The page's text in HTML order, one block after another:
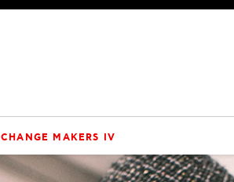
CHANGE MAKERS IV